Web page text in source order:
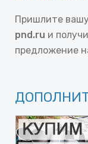
Пришлите
pnd.ru и
предложение